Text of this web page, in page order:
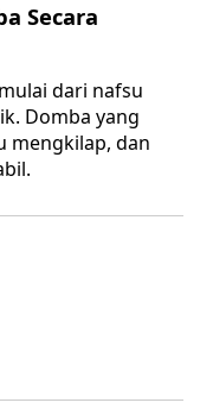
Secara
dari nafsu
Domba yang
mengkilap, dan